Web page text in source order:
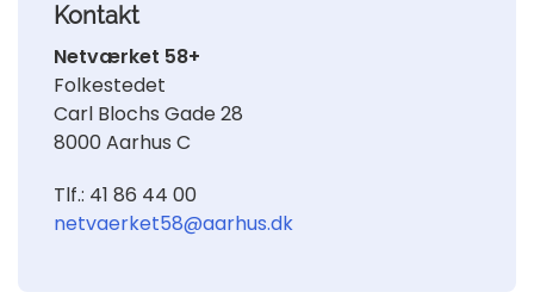
Kontakt
Netværket 58+
Folkestedet
Carl Blochs Gade 28
8000 Aarhus C
Tlf.: 41 86 44 00
netvaerket58@aarhus.dk